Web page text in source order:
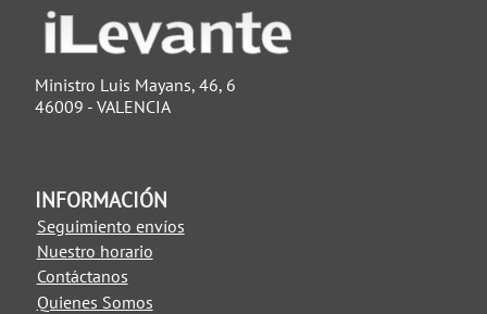
Ministro Luis Mayans, 46, 6
46009 - VALENCIA
INFORMACIÓN
Seguimiento envíos
Nuestro horario
Contáctanos
Quienes Somos